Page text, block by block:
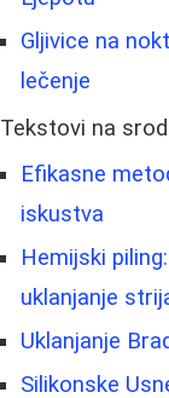
Gljivice na
lečenje
Tekstovi na
Efikasne
iskustva
Hemijski
uklanjanje
Uklanjanje
Silikonske